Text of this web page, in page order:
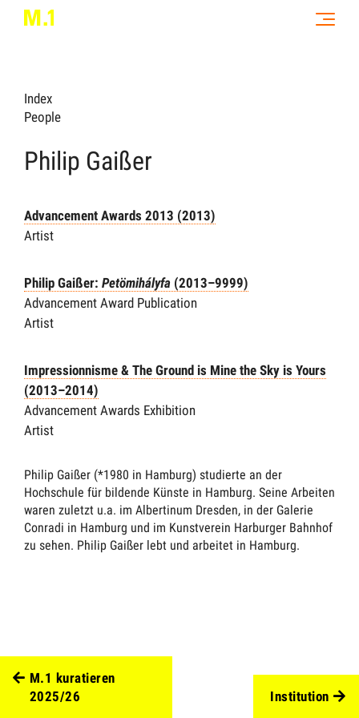
Index
People
Philip Gaißer
Advancement Awards 2013 (2013)
Artist
Philip Gaißer: Petömihályfa (2013–9999)
Advancement Award Publication
Artist
Impressionnisme & The Ground is Mine the Sky is Yours
(2013–2014)
Advancement Awards Exhibition
Artist
Philip Gaißer (*1980 in Hamburg) studierte an der
Hochschule für bildende Künste in Hamburg. Seine Arbeiten
waren zuletzt u.a. im Albertinum Dresden, in der Galerie
Conradi in Hamburg und im Kunstverein Harburger Bahnhof
zu sehen. Philip Gaißer lebt und arbeitet in Hamburg.
M.1 kuratieren
2025/26
Institution